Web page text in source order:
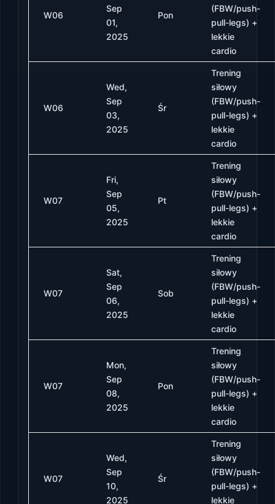
W06
Sep
01,
2025
Pon
(FBW/push-
pull-legs) +
lekkie
cardio
W06
Wed,
Sep
03,
2025
Śr
Trening
siłowy
(FBW/push-
pull-legs) +
lekkie
cardio
W07
Fri,
Sep
05,
2025
Pt
Trening
siłowy
(FBW/push-
pull-legs) +
lekkie
cardio
W07
Sat,
Sep
06,
2025
Sob
Trening
siłowy
(FBW/push-
pull-legs) +
lekkie
cardio
W07
Mon,
Sep
08,
2025
Pon
Trening
siłowy
(FBW/push-
pull-legs) +
lekkie
cardio
W07
Wed,
Sep
10,
2025
Śr
Trening
siłowy
(FBW/push-
pull-legs) +
lekkie